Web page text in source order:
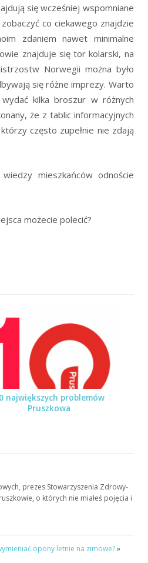
się wcześniej wspomniane
co ciekawego znajdzie
zdaniem nawet minimalne
znajduje się tor kolarski, na
Norwegii można było
się różne imprezy. Warto
kilka broszur w różnych
że z tablic informacyjnych
często zupełnie nie zdają
mieszkańców odnoście
możecie polecić?
największych problemów
Pruszkowa
prezes Stowarzyszenia Zdrowy-
o których nie miałeś pojęcia i
opony letnie na zimowe?»